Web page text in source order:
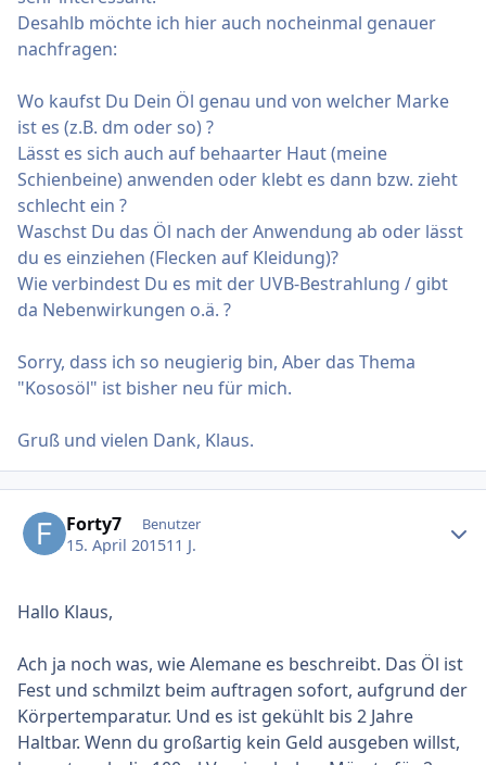
Desahlb möchte ich hier auch nocheinmal genauer
nachfragen:
Wo kaufst Du Dein Öl genau und von welcher Marke
ist es (z.B. dm oder so) ?
Lässt es sich auch auf behaarter Haut (meine
Schienbeine) anwenden oder klebt es dann bzw. zieht
schlecht ein ?
Waschst Du das Öl nach der Anwendung ab oder lässt
du es einziehen (Flecken auf Kleidung)?
Wie verbindest Du es mit der UVB-Bestrahlung / gibt
da Nebenwirkungen o.ä. ?
Sorry, dass ich so neugierig bin, Aber das Thema
"Kososöl" ist bisher neu für mich.
Gruß und vielen Dank, Klaus.
Forty7 Benutzer
15. April 201511 J.
Hallo Klaus,
Ach ja noch was, wie Alemane es beschreibt. Das Öl ist
Fest und schmilzt beim auftragen sofort, aufgrund der
Körpertemparatur. Und es ist gekühlt bis 2 Jahre
Haltbar. Wenn du großartig kein Geld ausgeben willst,